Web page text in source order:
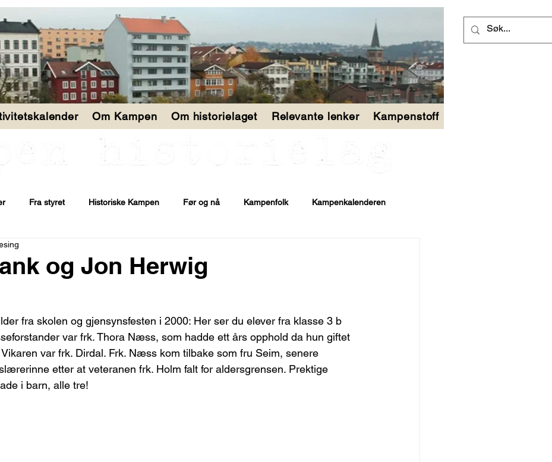
Om Kampen Om historielaget Relevante lenker Kampenstoff
Fra styret Historiske Kampen Før og nå Kampenfolk Kampenkalenderen
og Jon Herwig
fra skolen og gjensynsfesten i 2000: Her ser du elever fra klasse 3 b
var frk. Thora Næss, som hadde ett års opphold da hun giftet
var frk. Dirdal. Frk. Næss kom tilbake som fru Seim, senere
etter at veteranen frk. Holm falt for aldersgrensen. Prektige
i barn, alle tre!